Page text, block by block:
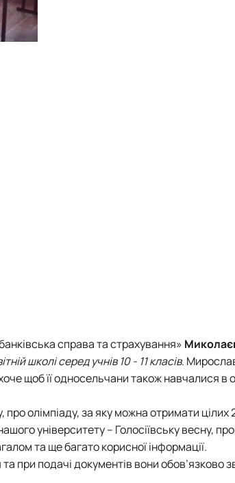
справа та страхування»
школі серед учнів 10 - 11 класів.
щоб її односельчани також навчалися в
олімпіаду, за яку можна отримати цілих
університету – Голосіївську весну,
та ще багато корисної інформації.
при подачі документів вони обов’язково